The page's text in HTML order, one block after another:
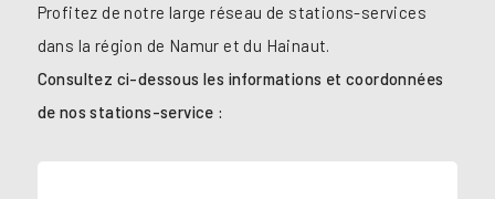
Profitez de notre large réseau de stations-services
dans la région de Namur et du Hainaut.
Consultez ci-dessous les informations et coordonnées
de nos stations-service :